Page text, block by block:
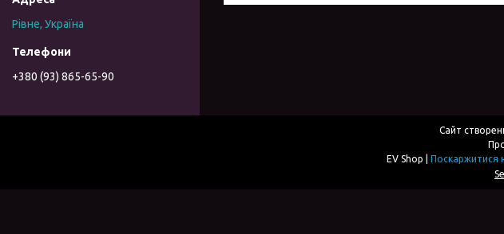
Рівне, Україна
+380 (93) 865-65-90
Сайт
Поскаржитися